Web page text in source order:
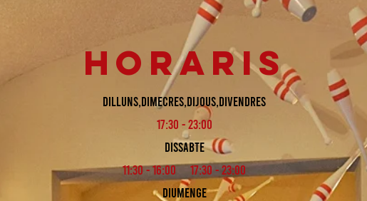
horaris
Dilluns,Dimecres,Dijous,Divendres
17:30 - 23:00
Dissabte
11:30 - 16:00 17:30 - 23:00
Diumenge